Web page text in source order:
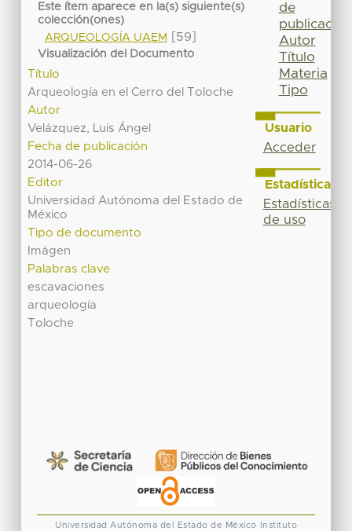
Este ítem aparece en la(s) siguiente(s)
colección(ones)
ARQUEOLOGÍA UAEM
[59]
Visualización del Documento
Título
Arqueología en el Cerro del Toloche
Autor
Velázquez, Luis Ángel
Fecha de publicación
2014-06-26
Editor
Universidad Autónoma del Estado de
México
Tipo de documento
Imágen
Palabras clave
escavaciones
arqueología
Toloche
de
publicación
Autor
Título
Materia
Tipo
Usuario
Acceder
Estadísticas
Estadísticas
de uso
Universidad Autónoma del Estado de México Instituto